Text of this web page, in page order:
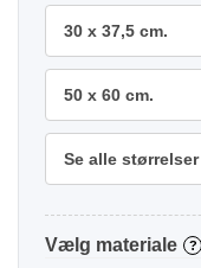
30 x 37,5 cm.
50 x 60 cm.
Se alle størrelser
materiale ?